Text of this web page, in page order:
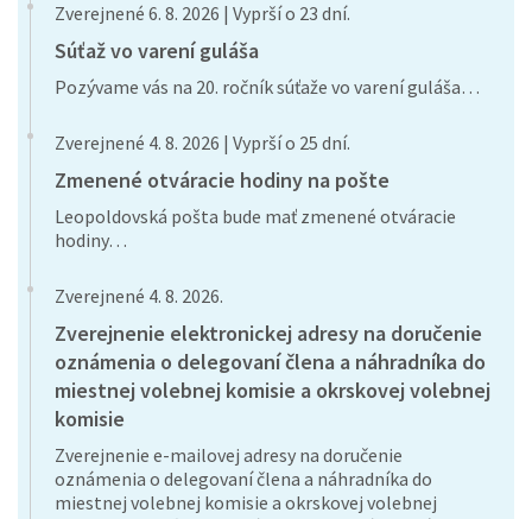
Zverejnené 6. 8. 2026 | Vyprší o 23 dní.
Súťaž vo varení guláša
Pozývame vás na 20. ročník súťaže vo varení guláša…
Zverejnené 4. 8. 2026 | Vyprší o 25 dní.
Zmenené otváracie hodiny na pošte
Leopoldovská pošta bude mať zmenené otváracie
hodiny…
Zverejnené 4. 8. 2026.
Zverejnenie elektronickej adresy na doručenie
oznámenia o delegovaní člena a náhradníka do
miestnej volebnej komisie a okrskovej volebnej
komisie
Zverejnenie e-mailovej adresy na doručenie
oznámenia o delegovaní člena a náhradníka do
miestnej volebnej komisie a okrskovej volebnej